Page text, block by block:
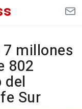
millones
802
del
Sur